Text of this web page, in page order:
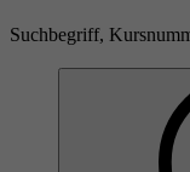
Suchbegriff,